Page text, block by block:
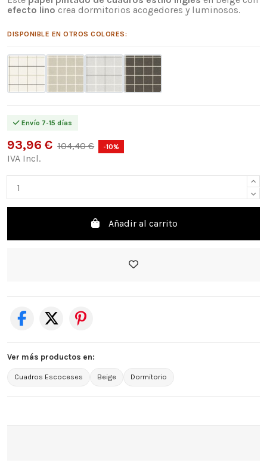
efecto lino crea dormitorios acogedores y luminosos.
DISPONIBLE EN OTROS COLORES:
Envío 7-15 días
93,96 € 104,40 € -10%
IVA Incl.
Añadir al carrito
Ver más productos en:
Cuadros Escoceses Beige Dormitorio